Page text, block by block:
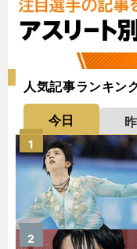
人気記事ランキン
今日
1
2